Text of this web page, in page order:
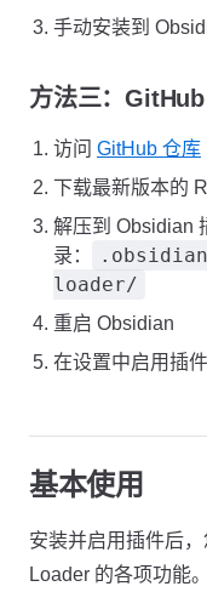
手动安装到
方法三：
访问 GitHub 仓库
下载最新版本的
解压到 Obsidian
录：
loader/
重启 Obsidian
在设置中启用插件
基本使用
安装并启用插件后
Loader 的各项功能。